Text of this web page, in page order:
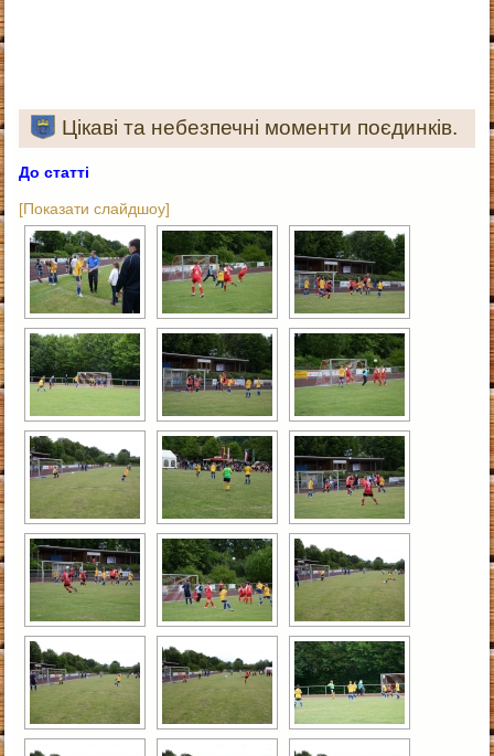
Цікаві та небезпечні моменти поєдинків.
До статті
[Показати слайдшоу]